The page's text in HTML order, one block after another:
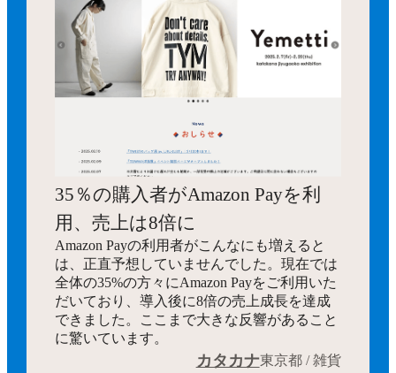
35％の購入者がAmazon Payを利
用、売上は8倍に
Amazon Payの利用者がこんなにも増えると
は、正直予想していませんでした。現在では
全体の35%の方々にAmazon Payをご利用いた
だいており、導入後に8倍の売上成長を達成
できました。ここまで大きな反響があること
に驚いています。
カタカナ東京都 / 雑貨